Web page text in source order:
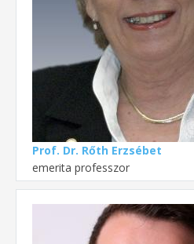
Prof. Dr. Rőth Erzsébet
emerita professzor